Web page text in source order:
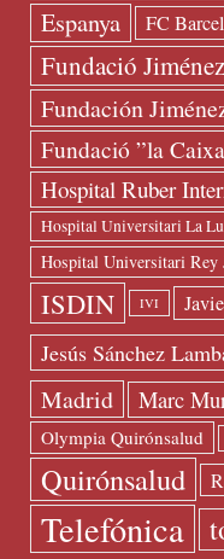
Espanya FC
Fundació
Fundación
Fundació ”la
Hospital Ruber
Hospital Universitari La
Hospital Universitari Rey
ISDIN IVI
Jesús Sánchez
Madrid Marc
Olympia Quirónsalud
Quirónsalud
Telefónica